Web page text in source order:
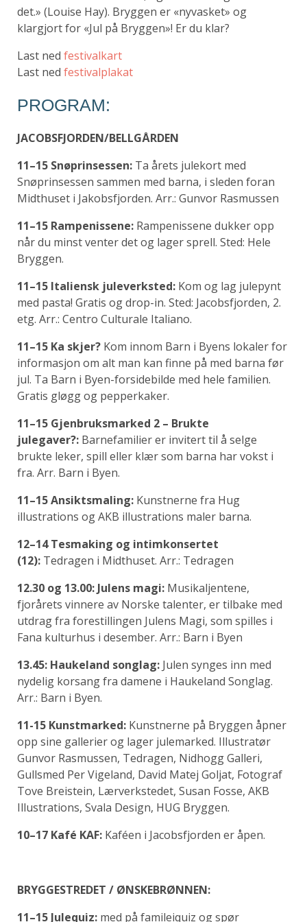
det.» (Louise Hay). Bryggen er «nyvasket» og
klargjort for «Jul på Bryggen»! Er du klar?
Last ned festivalkart
Last ned festivalplakat
PROGRAM:
JACOBSFJORDEN/BELLGÅRDEN
11–15 Snøprinsessen: Ta årets julekort med
Snøprinsessen sammen med barna, i sleden foran
Midthuset i Jakobsfjorden. Arr.: Gunvor Rasmussen
11–15 Rampenissene: Rampenissene dukker opp
når du minst venter det og lager sprell. Sted: Hele
Bryggen.
11–15 Italiensk juleverksted: Kom og lag julepynt
med pasta! Gratis og drop-in. Sted: Jacobsfjorden, 2.
etg. Arr.: Centro Culturale Italiano.
11–15 Ka skjer? Kom innom Barn i Byens lokaler for
informasjon om alt man kan finne på med barna før
jul. Ta Barn i Byen-forsidebilde med hele familien.
Gratis gløgg og pepperkaker.
11–15 Gjenbruksmarked 2 – Brukte
julegaver?: Barnefamilier er invitert til å selge
brukte leker, spill eller klær som barna har vokst i
fra. Arr. Barn i Byen.
11–15 Ansiktsmaling: Kunstnerne fra Hug
illustrations og AKB illustrations maler barna.
12–14 Tesmaking og intimkonsertet
(12): Tedragen i Midthuset. Arr.: Tedragen
12.30 og 13.00: Julens magi: Musikaljentene,
fjorårets vinnere av Norske talenter, er tilbake med
utdrag fra forestillingen Julens Magi, som spilles i
Fana kulturhus i desember. Arr.: Barn i Byen
13.45: Haukeland songlag: Julen synges inn med
nydelig korsang fra damene i Haukeland Songlag.
Arr.: Barn i Byen.
11-15 Kunstmarked: Kunstnerne på Bryggen åpner
opp sine gallerier og lager julemarked. Illustratør
Gunvor Rasmussen, Tedragen, Nidhogg Galleri,
Gullsmed Per Vigeland, David Matej Goljat, Fotograf
Tove Breistein, Lærverkstedet, Susan Fosse, AKB
Illustrations, Svala Design, HUG Bryggen.
10–17 Kafé KAF: Kaféen i Jacobsfjorden er åpen.
BRYGGESTREDET / ØNSKEBRØNNEN:
11–15 Julequiz: med på famileiquiz og spør